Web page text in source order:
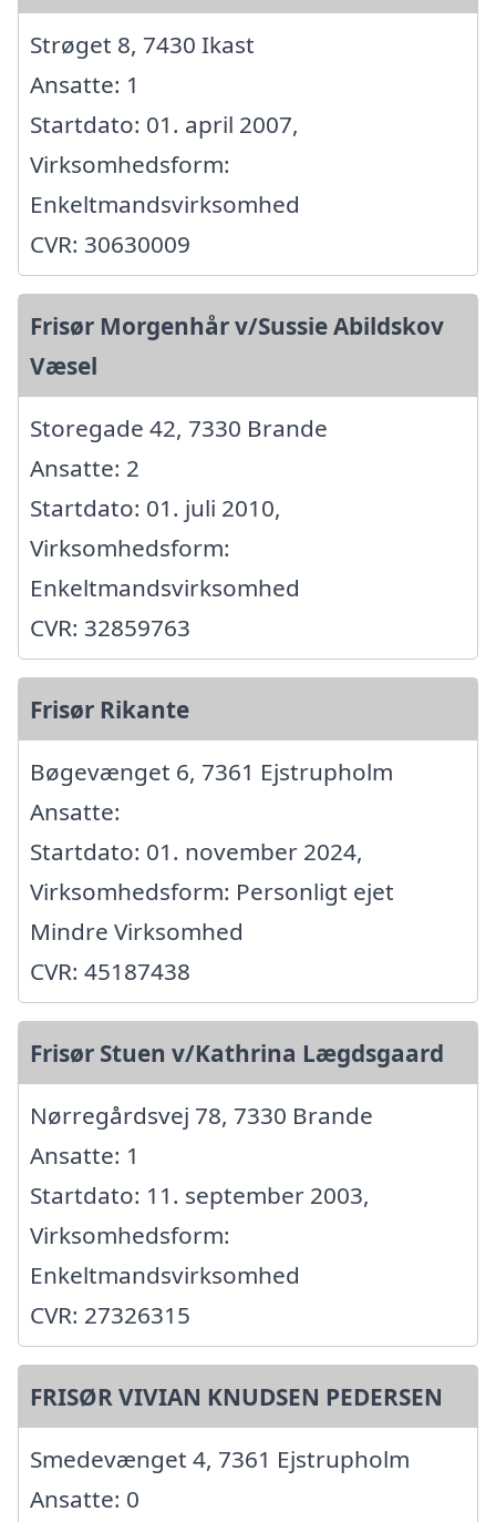
Strøget 8, 7430 Ikast
Ansatte: 1
Startdato: 01. april 2007,
Virksomhedsform:
Enkeltmandsvirksomhed
CVR: 30630009
Frisør Morgenhår v/Sussie Abildskov
Væsel
Storegade 42, 7330 Brande
Ansatte: 2
Startdato: 01. juli 2010,
Virksomhedsform:
Enkeltmandsvirksomhed
CVR: 32859763
Frisør Rikante
Bøgevænget 6, 7361 Ejstrupholm
Ansatte:
Startdato: 01. november 2024,
Virksomhedsform: Personligt ejet
Mindre Virksomhed
CVR: 45187438
Frisør Stuen v/Kathrina Lægdsgaard
Nørregårdsvej 78, 7330 Brande
Ansatte: 1
Startdato: 11. september 2003,
Virksomhedsform:
Enkeltmandsvirksomhed
CVR: 27326315
FRISØR VIVIAN KNUDSEN PEDERSEN
Smedevænget 4, 7361 Ejstrupholm
Ansatte: 0